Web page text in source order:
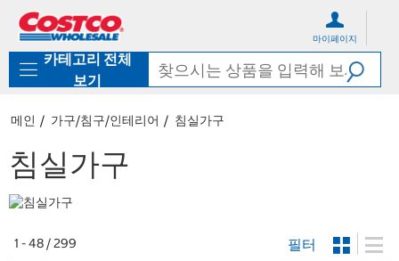
로
기
가
마이페이지
카테고리 전체
보기
메인 가구/침구/인테리어 침실가구
침실가구
1 - 48 / 299 필터